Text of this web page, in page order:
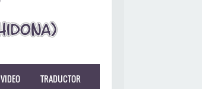
TRADUCTOR